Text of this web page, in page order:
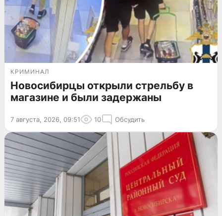
КРИМИНАЛ
Новосибирцы открыли стрельбу в
магазине и были задержаны
7 августа, 2026, 09:51 10 Обсудить